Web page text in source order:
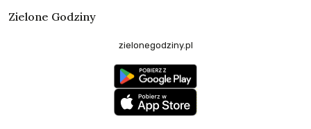
Zielone Godziny
zielonegodziny.pl